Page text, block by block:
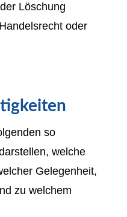
Löschung
oder
so
welche
Gelegenheit,
zu welchem